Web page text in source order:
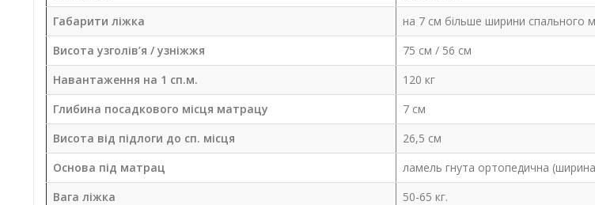
Габарити ліжка
на 7 см більше ширини спального
Висота узголів’я / узніжжя
75 см / 56 см
Навантаження на 1 сп.м.
120 кг
Глибина посадкового місця матрацу
7 см
Висота від підлоги до сп. місця
26,5 см
Основа під матрац
ламель гнута ортопедична
Вага ліжка
50-65 кг.